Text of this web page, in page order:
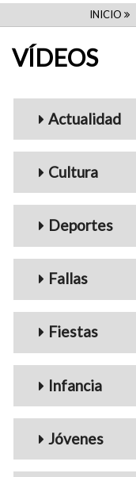
INICIO
VÍDEOS
Actualidad
Cultura
Deportes
Fallas
Fiestas
Infancia
Jóvenes